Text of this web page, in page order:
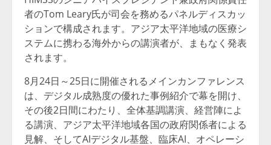
者のTom Leary氏が司会を務めるパネルディスカッ
ションで構成されます。アジア太平洋地域の医療シ
ステムに携わる海外からの講演者が、まもなく発表
されます。
8月24日～25日に開催されるメインカンファレンス
は、デジタル成熟度の優れた事例紹介で幕を開け、
その後2日間にわたり、全体基調講演、経営陣によ
る講演、アジア太平洋地域各国の政府関係者による
見解、そしてAIデジタル基盤、臨床AI、オペレーシ